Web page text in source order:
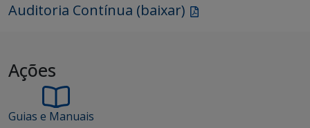
Auditoria Contínua (baixar)
Ações
Guias e Manuais